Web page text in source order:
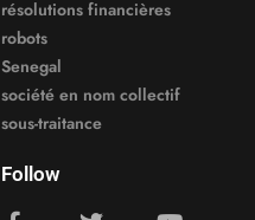
résolutions financières
robots
Senegal
société en nom collectif
sous-traitance
Follow